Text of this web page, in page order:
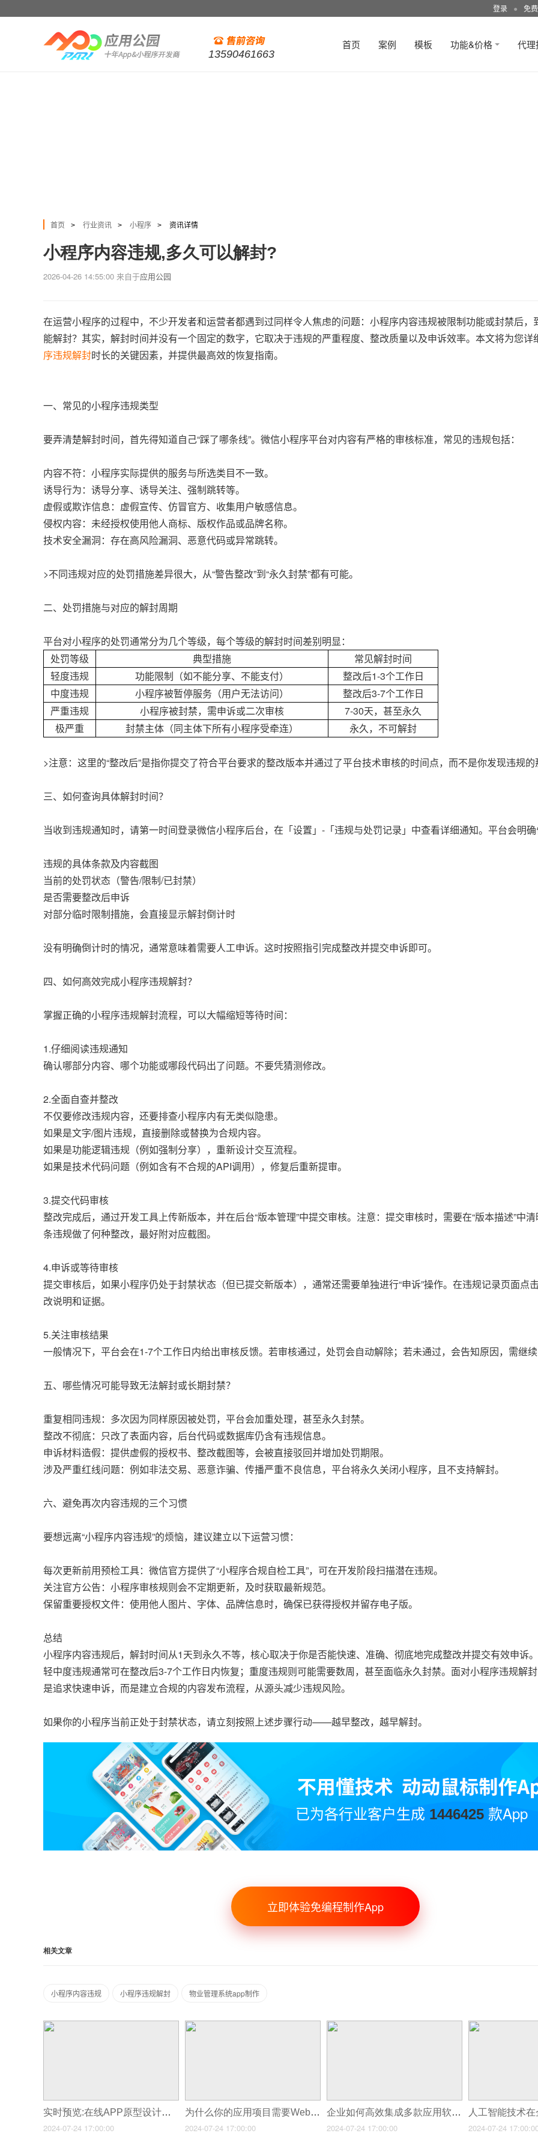
登录 ● 免
13590461663
首页 案例 模板 功能&价格 代理
首页 > 行业资讯 > 小程序 > 资讯详情
小程序内容违规,多久可以解封?
2026-04-26 14:55:00 来自于应用公园
在运营小程序的过程中，不少开发者和运营者都遇到过同样令人焦虑的问题：小程序内容违规被限制功能或封禁后，
能解封？ 其实，解封时间并没有一个固定的数字，它取决于违规的严重程度、整改质量以及申诉效率。本文将为您详
序违规解封时长的关键因素，并提供最高效的恢复指南。
一、常见的小程序违规类型
要弄清楚解封时间，首先得知道自己“踩了哪条线”。微信小程序平台对内容有严格的审核标准，常见的违规包括：
内容不符：小程序实际提供的服务与所选类目不一致。
诱导行为：诱导分享、诱导关注、强制跳转等。
虚假或欺诈信息：虚假宣传、仿冒官方、收集用户敏感信息。
侵权内容：未经授权使用他人商标、版权作品或品牌名称。
技术安全漏洞：存在高风险漏洞、恶意代码或异常跳转。
>不同违规对应的处罚措施差异很大，从“警告整改”到“永久封禁”都有可能。
二、处罚措施与对应的解封周期
平台对小程序的处罚通常分为几个等级，每个等级的解封时间差别明显：
处罚等级
典型措施
常见解封时间
轻度违规
功能限制（如不能分享、不能支付）
整改后1-3个工作日
中度违规
小程序被暂停服务（用户无法访问）
整改后3-7个工作日
严重违规
小程序被封禁，需申诉或二次审核
7-30天，甚至永久
极严重
封禁主体（同主体下所有小程序受牵连） 永久，不可解封
>注意：这里的“整改后”是指你提交了符合平台要求的整改版本并通过了平台技术审核的时间点，而不是你发现违规
三、如何查询具体解封时间？
当收到违规通知时，请第一时间登录微信小程序后台，在「设置」-「违规与处罚记录」中查看详细通知。平台会明
违规的具体条款及内容截图
当前的处罚状态（警告/限制/已封禁）
是否需要整改后申诉
对部分临时限制措施，会直接显示解封倒计时
没有明确倒计时的情况，通常意味着需要人工申诉。这时按照指引完成整改并提交申诉即可。
四、如何高效完成小程序违规解封？
掌握正确的小程序违规解封流程，可以大幅缩短等待时间：
1.仔细阅读违规通知
确认哪部分内容、哪个功能或哪段代码出了问题。不要凭猜测修改。
2.全面自查并整改
不仅要修改违规内容，还要排查小程序内有无类似隐患。
如果是文字/图片违规，直接删除或替换为合规内容。
如果是功能逻辑违规（例如强制分享），重新设计交互流程。
如果是技术代码问题（例如含有不合规的API调用），修复后重新提审。
3.提交代码审核
整改完成后，通过开发工具上传新版本，并在后台“版本管理”中提交审核。注意：提交审核时，需要在“版本描述”中
条违规做了何种整改，最好附对应截图。
4.申诉或等待审核
提交审核后，如果小程序仍处于封禁状态（但已提交新版本），通常还需要单独进行“申诉”操作。在违规记录页面点
改说明和证据。
5.关注审核结果
一般情况下，平台会在1-7个工作日内给出审核反馈。若审核通过，处罚会自动解除；若未通过，会告知原因，需继
五、哪些情况可能导致无法解封或长期封禁？
重复相同违规：多次因为同样原因被处罚，平台会加重处理，甚至永久封禁。
整改不彻底：只改了表面内容，后台代码或数据库仍含有违规信息。
申诉材料造假：提供虚假的授权书、整改截图等，会被直接驳回并增加处罚期限。
涉及严重红线问题：例如非法交易、恶意诈骗、传播严重不良信息，平台将永久关闭小程序，且不支持解封。
六、避免再次内容违规的三个习惯
要想远离“小程序内容违规”的烦恼，建议建立以下运营习惯：
每次更新前用预检工具：微信官方提供了“小程序合规自检工具”，可在开发阶段扫描潜在违规。
关注官方公告：小程序审核规则会不定期更新，及时获取最新规范。
保留重要授权文件：使用他人图片、字体、品牌信息时，确保已获得授权并留存电子版。
总结
小程序内容违规后，解封时间从1天到永久不等，核心取决于你是否能快速、准确、彻底地完成整改并提交有效申诉。
轻中度违规通常可在整改后3-7个工作日内恢复；重度违规则可能需要数周，甚至面临永久封禁。面对小程序违规解
是追求快速申诉，而是建立合规的内容发布流程，从源头减少违规风险。
如果你的小程序当前正处于封禁状态，请立刻按照上述步骤行动——越早整改，越早解封。
已为各行业客户生成 1446425 款App
立即体验免编程制作App
相关文章
小程序内容违规 小程序违规解封 物业管理系统app制作
实时预览:在线APP原型设计工具评测
2024-07-24 17:00:00
为什么你的应用项目需要Web框架?
2024-07-24 17:00:00
企业如何高效集成多款应用软件?
2024-07-24 17:00:00 2024-07-24